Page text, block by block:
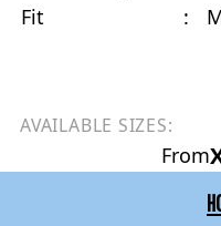
Fit
:
AVAILABLE SIZES:
From